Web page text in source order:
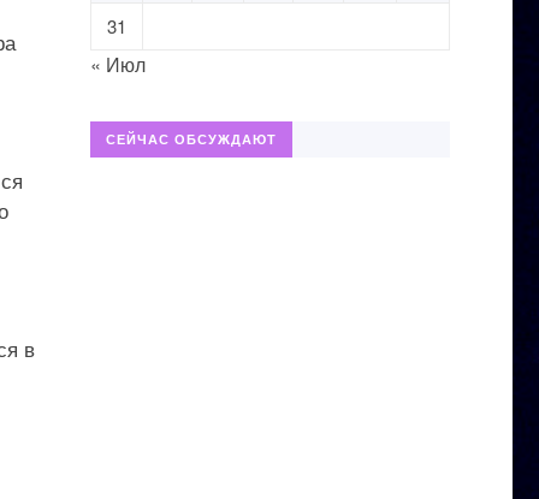
в
31
« Июл
СЕЙЧАС ОБСУЖДАЮТ